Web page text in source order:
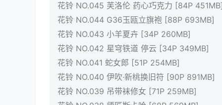
花铃 NO.045 芙洛伦 药心巧克力 [84P
花铃 NO.044 G36玉瓯立旗袍 [88P 693MB]
花铃 NO.043 小羊夏卉 [34P 260MB]
花铃 NO.042 星穹铁道 停云 [34P 349MB]
花铃 NO.041 蛇女郎 [51P 254MB]
花铃 NO.040 伊吹·新桃换旧符 [90P 891MB]
花铃 NO.039 吊带袜修女 [71P 259MB]